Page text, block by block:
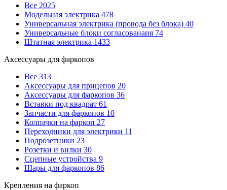
Все 2025
Модельная электрика 478
Универсальная электрика (провода без блока) 40
Универсальные блоки согласованаия 74
Штатная электрика 1433
Аксессуары для фаркопов
Все 313
Аксессуары для прицепов 20
Аксессуары для фаркопов 36
Вставки под квадрат 61
Запчасти для фаркопов 10
Колпачки на фаркоп 27
Переходники для электрики 11
Подрозетники 23
Розетки и вилки 30
Сцепные устройства 9
Шары для фаркопов 86
Крепления на фаркоп